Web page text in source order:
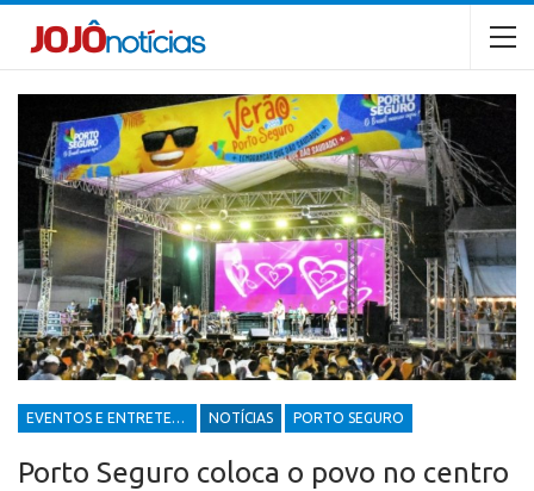
EVENTOS E ENTRETENIMENTOS NOTÍCIAS PORTO SEGURO
Porto Seguro coloca o povo no centro